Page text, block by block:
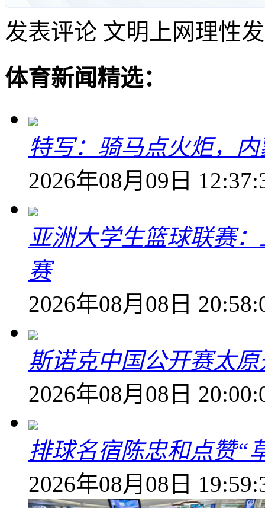
发表评论 文明上网理性
体育新闻精选：
特写：骑马点火炬，
2026年08月09日
亚洲大学生篮球联赛
赛
2026年08月08日
斯诺克中国公开赛太
2026年08月08日
排球名宿陈忠和点赞“
2026年08月08日